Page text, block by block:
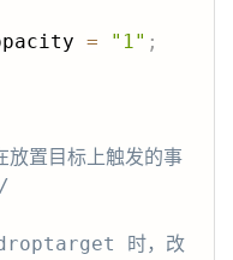
= "1" ;
标上触发的事
时，改